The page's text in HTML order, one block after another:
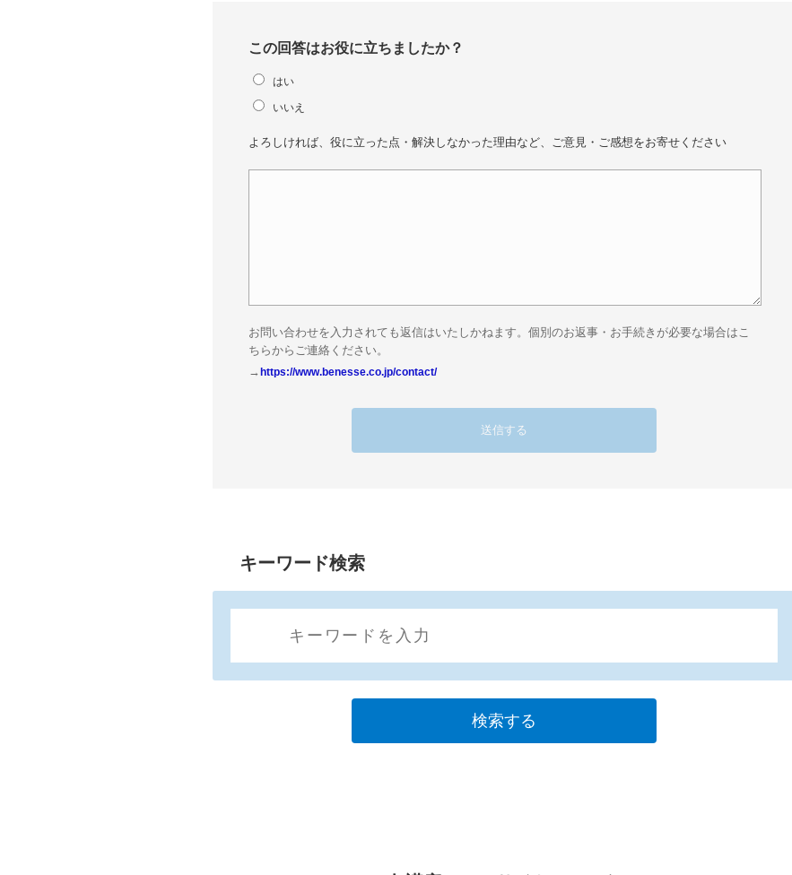
この回答はお役に立ちましたか？
はい
いいえ
よろしければ、役に立った点・解決しなかった理由など、ご意見・ご感想をお寄せください
お問い合わせを入力されても返信はいたしかねます。個別のお返事・お手続きが必要な場合はこ
ちらからご連絡ください。
→https://www.benesse.co.jp/contact/
キーワード検索